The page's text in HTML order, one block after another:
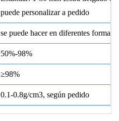
puede personalizar a pedido
se puede hacer en diferentes formas
50%-98%
≥98%
0.1-0.8g/cm3, según pedido